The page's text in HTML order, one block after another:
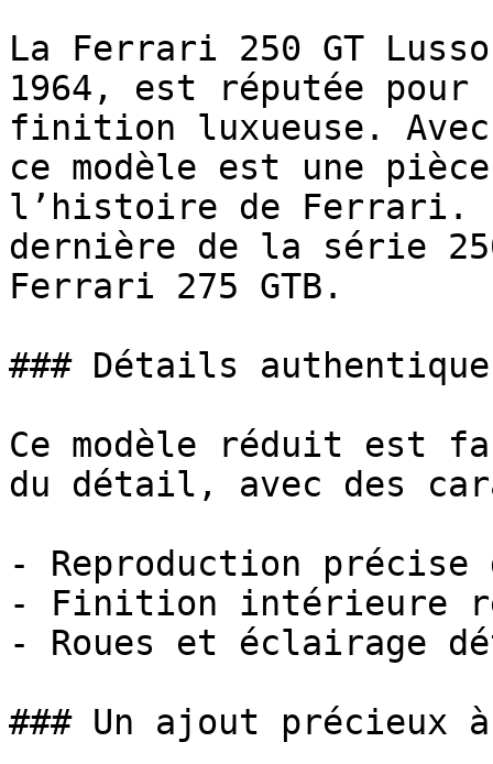
La Ferrari 250 GT
1964, est réputée
finition luxueuse. Avec
ce modèle est une
l’histoire de Ferrari.
dernière de la série
Ferrari 275 GTB.
### Détails
Ce modèle réduit est
du détail, avec des
- Reproduction
- Finition intérieure
- Roues et éclairage
### Un ajout précieux